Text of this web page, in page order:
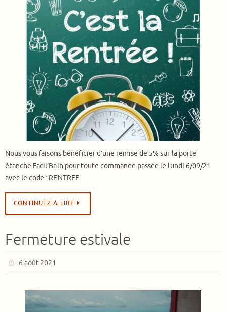
Nous vous faisons bénéficier d’une remise de 5% sur la porte
étanche Facil’Bain pour toute commande passée le lundi 6/09/21
avec le code : RENTREE
CONTINUEZ À LIRE
Fermeture estivale
6 août 2021